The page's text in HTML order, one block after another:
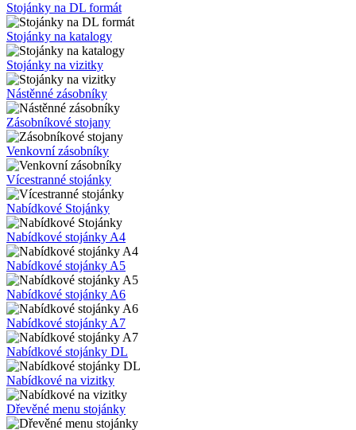
Stojánky na DL formát
Stojánky na katalogy
Stojánky na vizitky
Nástěnné zásobníky
Zásobníkové stojany
Venkovní zásobníky
Vícestranné stojánky
Nabídkové Stojánky
Nabídkové stojánky A4
Nabídkové stojánky A5
Nabídkové stojánky A6
Nabídkové stojánky A7
Nabídkové stojánky DL
Nabídkové na vizitky
Dřevěné menu stojánky